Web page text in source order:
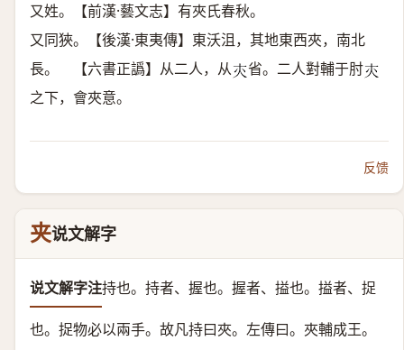
又姓。【前漢·藝文志】有夾氏春秋。
又同狹。【後漢·東夷傳】東沃沮，其地東西夾，南北
長。 【六書正譌】从二人，从𡗕 省。二人對輔于肘𡗕
之下，會夾意。
反馈
夹说文解字
说文解字注持也。 持者、握也。握者、搤也。搤者、捉
也。捉物必以兩手。故凡持曰夾。左傳曰。夾輔成王。